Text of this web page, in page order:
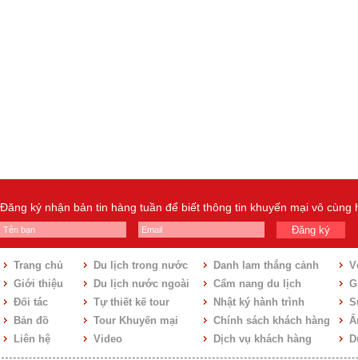
Đăng ký nhận bản tin hàng tuần để biết thông tin khuyến mại vô cùng
Đăng ký
Trang chủ
Giới thiệu
Đối tác
Bản đồ
Liên hệ
Du lịch trong nước
Du lịch nước ngoài
Tự thiết kế tour
Tour Khuyến mại
Video
Danh lam thắng cảnh
Cẩm nang du lịch
Nhật ký hành trình
Chính sách khách hàng
Dịch vụ khách hàng